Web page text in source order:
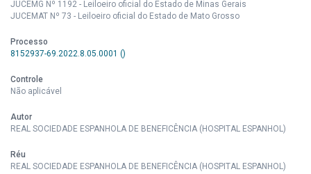
JUCEMG Nº 1192 - Leiloeiro oficial do Estado de Minas Gerais
JUCEMAT Nº 73 - Leiloeiro oficial do Estado de Mato Grosso
Processo
8152937-69.2022.8.05.0001 ()
Controle
Não aplicável
Autor
REAL SOCIEDADE ESPANHOLA DE BENEFICÊNCIA (HOSPITAL ESPANHOL)
Réu
REAL SOCIEDADE ESPANHOLA DE BENEFICÊNCIA (HOSPITAL ESPANHOL)